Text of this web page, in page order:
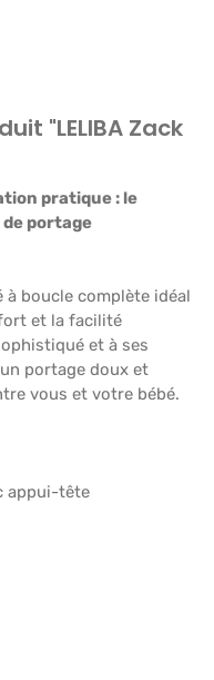
"LELIBA Zack
pratique : le
de portage
boucle complète idéal
et la facilité
et à ses
portage doux et
vous et votre bébé.
appui-tête